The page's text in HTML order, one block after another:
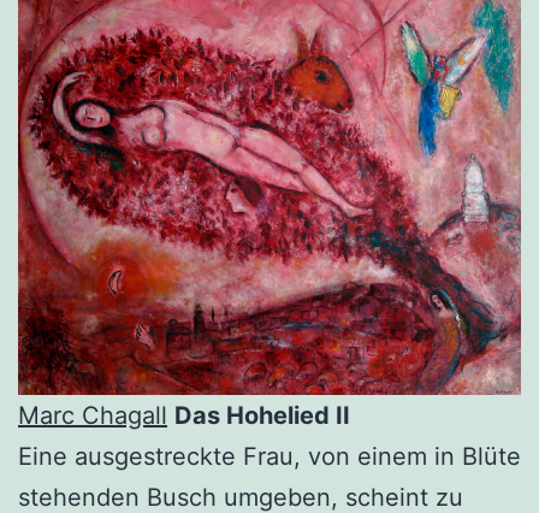
Marc Chagall Das Hohelied II
Eine ausgestreckte Frau, von einem in Blüte
stehenden Busch umgeben, scheint zu